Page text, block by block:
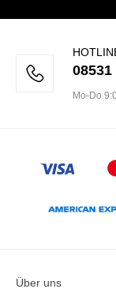
08531
Mo-Do
Über uns